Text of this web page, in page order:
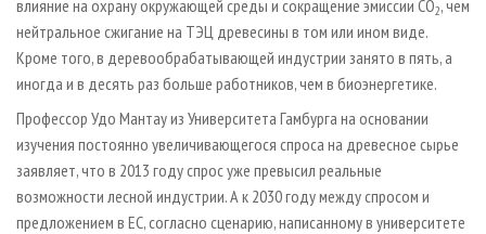
влияние на охрану окружающей среды и сокращение эмиссии СО2, чем
нейтральное сжигание на ТЭЦ древесины в том или ином виде.
Кроме того, в деревообрабатывающей индустрии занято в пять, а
иногда и в десять раз больше работников, чем в биоэнергетике.
Профессор Удо Мантау из Университета Гамбурга на основании
изучения постоянно увеличивающегося спроса на древесное сырье
заявляет, что в 2013 году спрос уже превысил реальные
возможности лесной индустрии. А к 2030 году между спросом и
предложением в ЕС, согласно сценарию, написанному в университете